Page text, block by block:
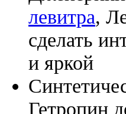
левитра,
сделать
и яркой
Гетропин